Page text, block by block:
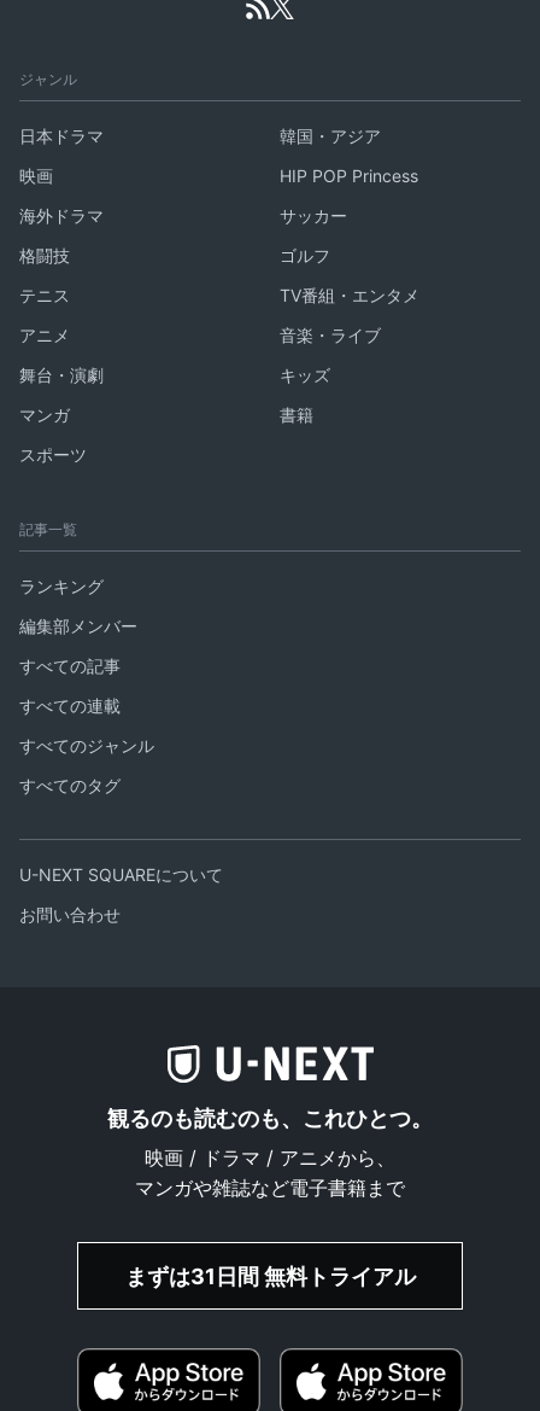
ジャンル
日本ドラマ
韓国・アジア
映画
HIP POP Princess
海外ドラマ
サッカー
格闘技
ゴルフ
テニス
TV番組・エンタメ
アニメ
音楽・ライブ
舞台・演劇
キッズ
マンガ
書籍
スポーツ
記事一覧
ランキング
編集部メンバー
すべての記事
すべての連載
すべてのジャンル
すべてのタグ
U-NEXT SQUAREについて
お問い合わせ
観るのも読むのも、これひとつ。
映画 / ドラマ / アニメから、
マンガや雑誌など電子書籍まで
まずは31日間 無料トライアル